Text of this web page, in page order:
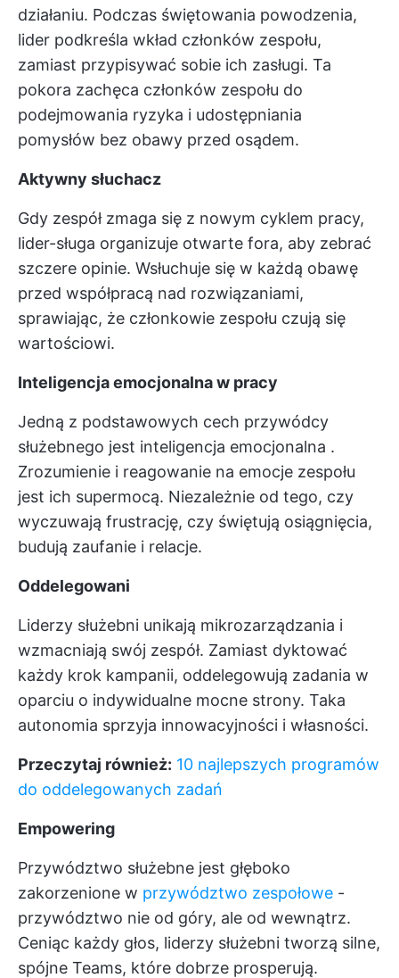
działaniu. Podczas świętowania powodzenia,
lider podkreśla wkład członków zespołu,
zamiast przypisywać sobie ich zasługi. Ta
pokora zachęca członków zespołu do
podejmowania ryzyka i udostępniania
pomysłów bez obawy przed osądem.
Aktywny słuchacz
Gdy zespół zmaga się z nowym cyklem pracy,
lider-sługa organizuje otwarte fora, aby zebrać
szczere opinie. Wsłuchuje się w każdą obawę
przed współpracą nad rozwiązaniami,
sprawiając, że członkowie zespołu czują się
wartościowi.
Inteligencja emocjonalna w pracy
Jedną z podstawowych cech przywódcy
służebnego jest inteligencja emocjonalna .
Zrozumienie i reagowanie na emocje zespołu
jest ich supermocą. Niezależnie od tego, czy
wyczuwają frustrację, czy świętują osiągnięcia,
budują zaufanie i relacje.
Oddelegowani
Liderzy służebni unikają mikrozarządzania i
wzmacniają swój zespół. Zamiast dyktować
każdy krok kampanii, oddelegowują zadania w
oparciu o indywidualne mocne strony. Taka
autonomia sprzyja innowacyjności i własności.
Przeczytaj również: 10 najlepszych programów
do oddelegowanych zadań
Empowering
Przywództwo służebne jest głęboko
zakorzenione w przywództwo zespołowe -
przywództwo nie od góry, ale od wewnątrz.
Ceniąc każdy głos, liderzy służebni tworzą silne,
spójne Teams, które dobrze prosperują.